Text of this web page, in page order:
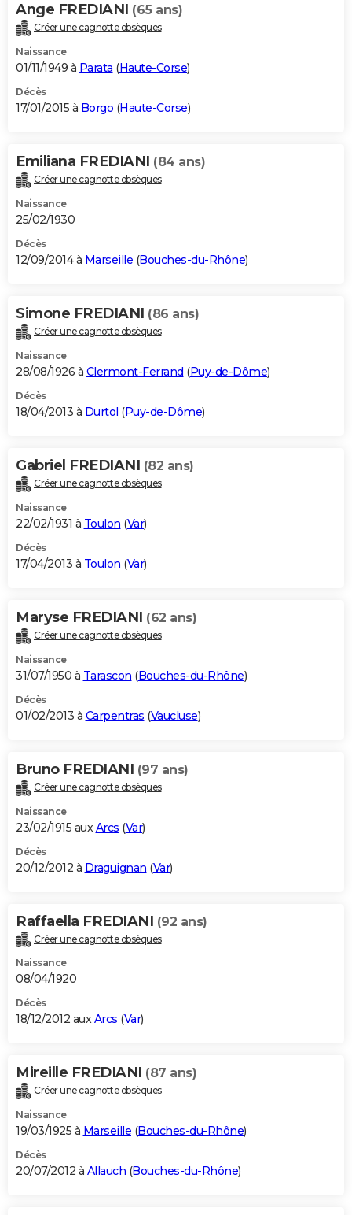
Ange FREDIANI (65 ans)
Créer une cagnotte obsèques
Naissance
01/11/1949 à Parata (Haute-Corse)
Décès
17/01/2015 à Borgo (Haute-Corse)
Emiliana FREDIANI (84 ans)
Créer une cagnotte obsèques
Naissance
25/02/1930
Décès
12/09/2014 à Marseille (Bouches-du-Rhône)
Simone FREDIANI (86 ans)
Créer une cagnotte obsèques
Naissance
28/08/1926 à Clermont-Ferrand (Puy-de-Dôme)
Décès
18/04/2013 à Durtol (Puy-de-Dôme)
Gabriel FREDIANI (82 ans)
Créer une cagnotte obsèques
Naissance
22/02/1931 à Toulon (Var)
Décès
17/04/2013 à Toulon (Var)
Maryse FREDIANI (62 ans)
Créer une cagnotte obsèques
Naissance
31/07/1950 à Tarascon (Bouches-du-Rhône)
Décès
01/02/2013 à Carpentras (Vaucluse)
Bruno FREDIANI (97 ans)
Créer une cagnotte obsèques
Naissance
23/02/1915 aux Arcs (Var)
Décès
20/12/2012 à Draguignan (Var)
Raffaella FREDIANI (92 ans)
Créer une cagnotte obsèques
Naissance
08/04/1920
Décès
18/12/2012 auxArcs (Var)
Mireille FREDIANI (87 ans)
Créer une cagnotte obsèques
Naissance
19/03/1925 à Marseille (Bouches-du-Rhône)
Décès
20/07/2012 à Allauch (Bouches-du-Rhône)